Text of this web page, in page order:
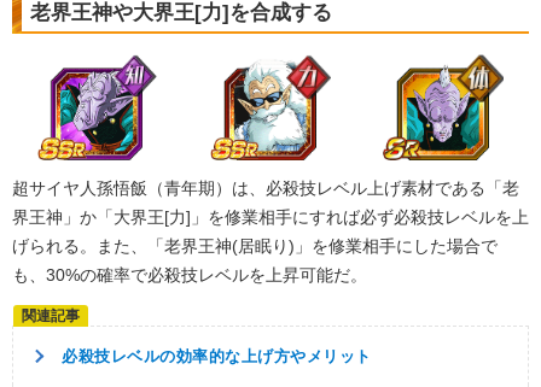
老界王神や大界王[力]を合成する
超サイヤ人孫悟飯（青年期）は、必殺技レベル上げ素材である「老
界王神」か「大界王[力]」を修業相手にすれば必ず必殺技レベルを上
げられる。また、「老界王神(居眠り)」を修業相手にした場合で
も、30%の確率で必殺技レベルを上昇可能だ。
必殺技レベルの効率的な上げ方やメリット